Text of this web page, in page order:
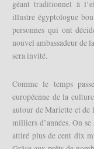
géant traditionnel à
illustre égyptologue
personnes qui ont
nouvel ambassadeur de
sera invité.
Comme le temps
européenne de la
autour de Mariette et
milliers d’années. On
attiré plus de cent dix